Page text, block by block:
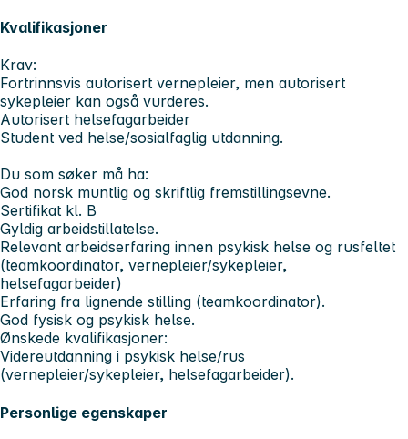
Kvalifikasjoner
Krav:
Fortrinnsvis autorisert vernepleier, men autorisert
sykepleier kan også vurderes.
Autorisert helsefagarbeider
Student ved helse/sosialfaglig utdanning.
Du som søker må ha:
God norsk muntlig og skriftlig fremstillingsevne.
Sertifikat kl. B
Gyldig arbeidstillatelse.
Relevant arbeidserfaring innen psykisk helse og rusfeltet
(teamkoordinator, vernepleier/sykepleier,
helsefagarbeider)
Erfaring fra lignende stilling (teamkoordinator).
God fysisk og psykisk helse.
Ønskede kvalifikasjoner:
Videreutdanning i psykisk helse/rus
(vernepleier/sykepleier, helsefagarbeider).
Personlige egenskaper